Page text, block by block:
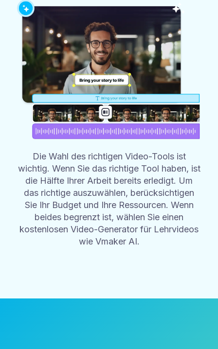
Die Wahl des richtigen Video-Tools ist
wichtig. Wenn Sie das richtige Tool haben, ist
die Hälfte Ihrer Arbeit bereits erledigt. Um
das richtige auszuwählen, berücksichtigen
Sie Ihr Budget und Ihre Ressourcen. Wenn
beides begrenzt ist, wählen Sie einen
kostenlosen Video-Generator für Lehrvideos
wie Vmaker AI.